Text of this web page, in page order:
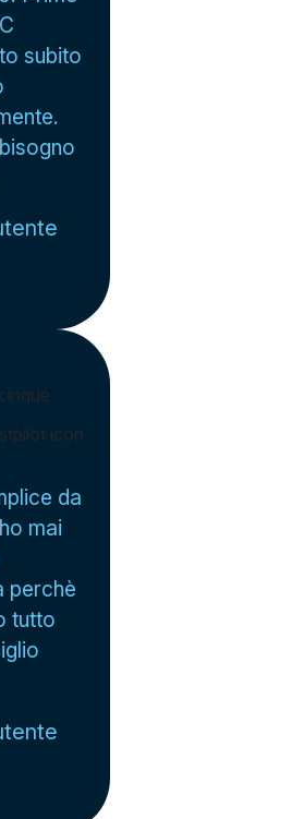
subito
da
mai
perchè
tutto